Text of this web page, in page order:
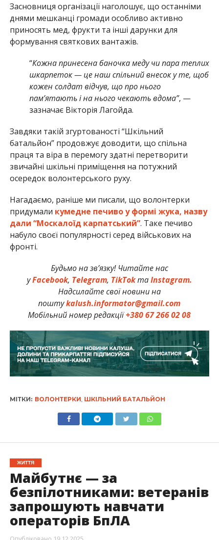
Засновниця організації наголошує, що останніми
днями мешканці громади особливо активно
приносять мед, фрукти та інші дарунки для
формування святкових вантажів.
“Кожна принесена баночка меду чи пара теплих
шкарпеток — це наш спільний внесок у те, щоб
кожен солдат відчув, що про нього
пам’ятають і на нього чекають вдома”, —
зазначає Вікторія Лагойда.
Завдяки такій згуртованості “Шкільний
батальйон” продовжує доводити, що спільна
праця та віра в перемогу здатні перетворити
звичайні шкільні приміщення на потужний
осередок волонтерського руху.
Нагадаємо, раніше ми писали, що волонтерки
придумали кумедне печиво у формі жука, назву
дали “Москалоїд карпатський”. Таке печиво
набуло своєї популярності серед військових на
фронті.
Будьмо на зв’язку! Читайте нас
уFacebook, Telegram, TikTokтаInstagram.
Надсилайте свої новини на
поштуkalush.informator@gmail.com
Мобільний номер редакції+380 67 266 02 08
МІТКИ: ВОЛОНТЕРКИ ШКІЛЬНИЙ БАТАЛЬЙОН
ЖИТТЯ
Майбутнє — за
безпілотниками: ветеранів
запрошують навчати
операторів БпЛА